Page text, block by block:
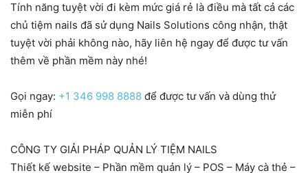
Tính năng tuyệt vời đi kèm mức giá rẻ là điều mà tất cả các
chủ tiệm nails đã sử dụng Nails Solutions công nhận, thật
tuyệt vời phải không nào, hãy liên hệ ngay để được tư vấn
thêm về phần mềm này nhé!
Gọi ngay: +1 346 998 8888 để được tư vấn và dùng thử
miễn phí
CÔNG TY GIẢI PHÁP QUẢN LÝ TIỆM NAILS
Thiết kế website – Phần mềm quản lý – POS – Máy cà thẻ –